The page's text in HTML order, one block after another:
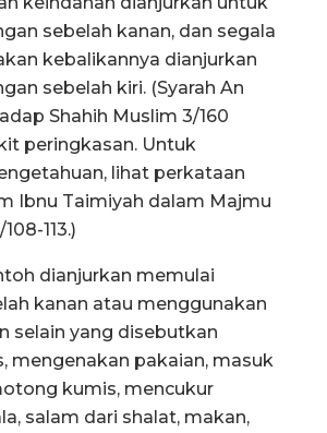
sebelah kanan, dan segala
kebalikannya dianjurkan
sebelah kiri. (Syarah An
Shahih Muslim 3/160
peringkasan. Untuk
lihat perkataan
Ibnu Taimiyah dalam Majmu
113.)
dianjurkan memulai
kanan atau menggunakan
selain yang disebutkan
mengenakan pakaian, masuk
kumis, mencukur
salam dari shalat, makan,